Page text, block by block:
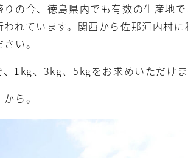
の今、徳島県内でも有数の生産地
れています。関西から佐那河内村
い。
1kg、3kg、5kgをお求めいただけま
から。